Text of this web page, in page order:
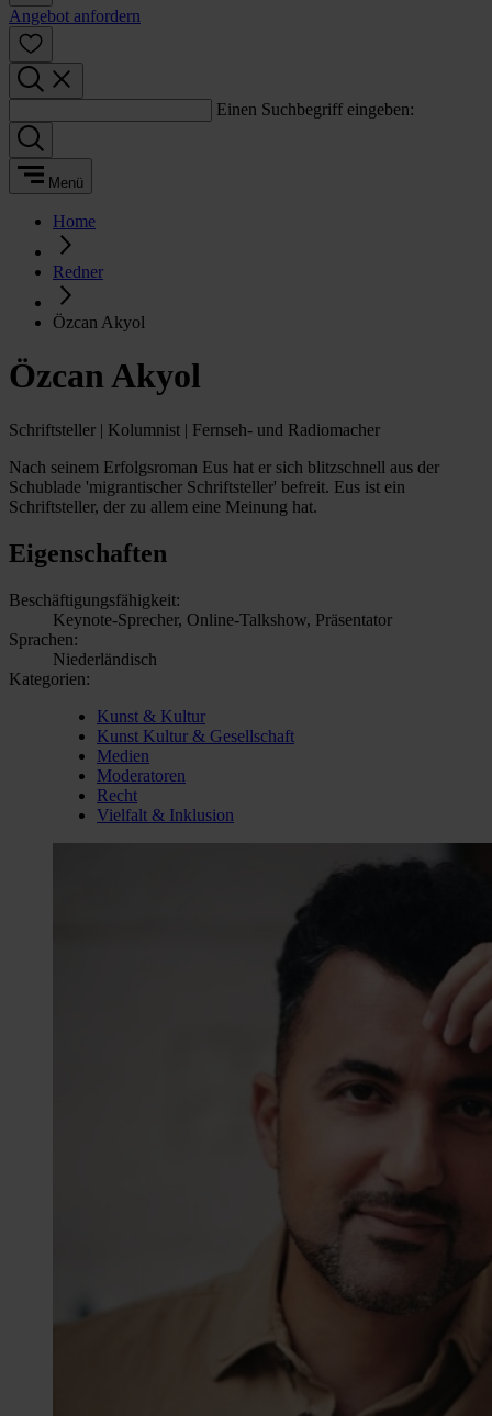
Angebot anfordern
Einen Suchbegriff eingeben:
Menü
Home
Redner
Özcan Akyol
Özcan Akyol
Schriftsteller | Kolumnist | Fernseh- und Radiomacher
Nach seinem Erfolgsroman Eus hat er sich blitzschnell aus der
Schublade 'migrantischer Schriftsteller' befreit. Eus ist ein
Schriftsteller, der zu allem eine Meinung hat.
Eigenschaften
Beschäftigungsfähigkeit:
Keynote-Sprecher, Online-Talkshow, Präsentator
Sprachen:
Niederländisch
Kategorien:
Kunst & Kultur
Kunst Kultur & Gesellschaft
Medien
Moderatoren
Recht
Vielfalt & Inklusion